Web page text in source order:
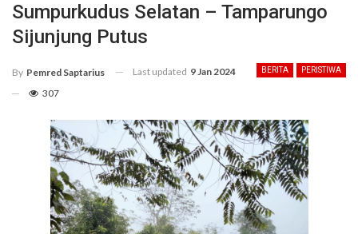
Sumpurkudus Selatan – Tamparungo
Sijunjung Putus
BERITA PERISTIWA
By Pemred Saptarius Last updated 9 Jan 2024
307